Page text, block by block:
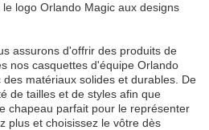
logo Orlando Magic aux designs
assurons d'offrir des produits de
nos casquettes d'équipe Orlando
matériaux solides et durables. De
de tailles et de styles afin que
chapeau parfait pour le représenter
plus et choisissez le vôtre dès